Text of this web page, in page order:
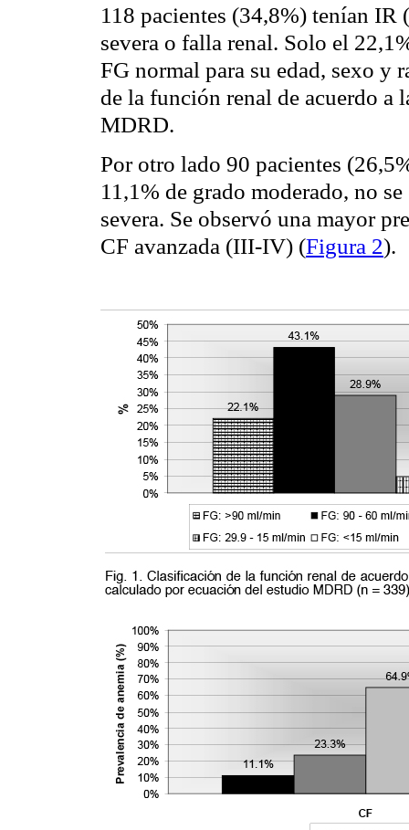
118 pacientes (34,8%) tenían
severa o falla renal. Solo el
FG normal para su edad, sexo y
de la función renal de acuerdo a
MDRD.
Por otro lado 90 pacientes
11,1% de grado moderado, no
severa. Se observó una mayor
CF avanzada (III-IV) (Figura 2).